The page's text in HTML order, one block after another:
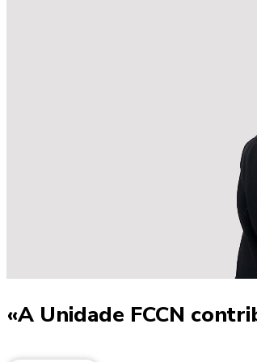
«A Unidade FCCN